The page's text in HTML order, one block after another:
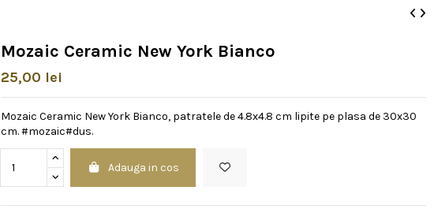
Mozaic Ceramic New York Bianco
25,00 lei
Mozaic Ceramic New York Bianco, patratele de 4.8x4.8 cm lipite pe plasa de 30x30
cm. #mozaic#dus.
Adauga in cos